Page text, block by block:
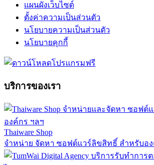
แผนผังเว็บไซต์
ตั้งค่าความเป็นส่วนตัว
นโยบายความเป็นส่วนตัว
นโยบายคุกกี้
บริการของเรา
Thaiware Shop
จำหน่าย จัดหา ซอฟต์แวร์ลิขสิทธิ์ สำหรับอ